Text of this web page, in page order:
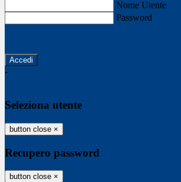
Nome Utente
Password
-
Seleziona utente
button close ×
Recupero password
button close ×